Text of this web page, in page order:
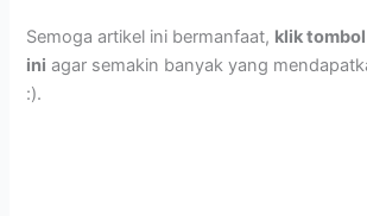
Semoga artikel ini bermanfaat, klik
ini agar semakin banyak yang
:).